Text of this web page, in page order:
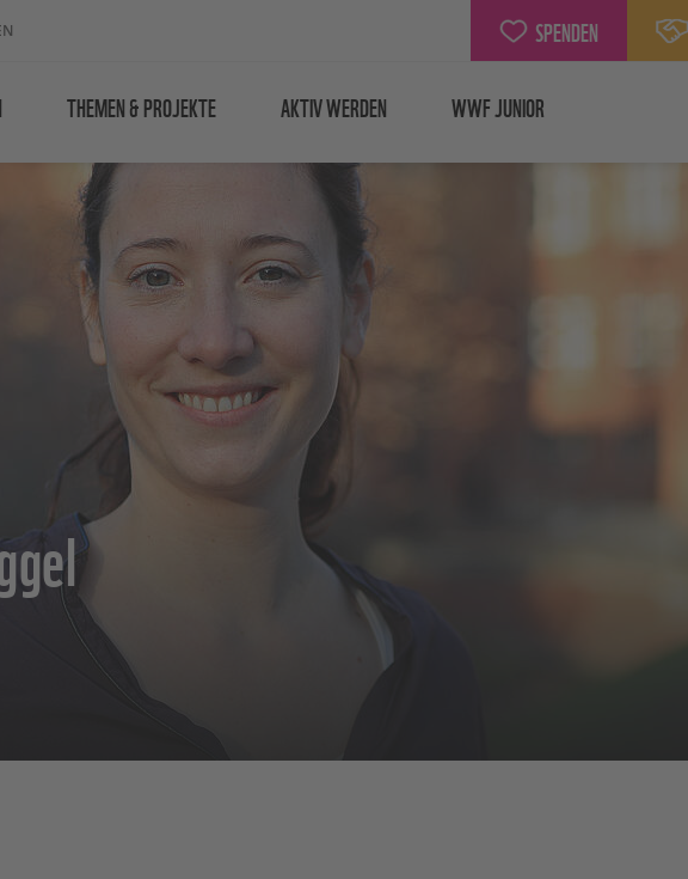
SPENDEN
THEMEN & PROJEKTE AKTIV WERDEN WWF JUNIOR